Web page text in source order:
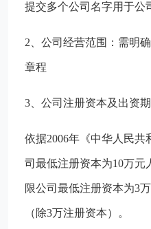
提交多个公司名字用于公
2、公司经营范围：需明
章程
3、公司注册资本及出资
依据2006年《中华人民
司最低注册资本为10万元
限公司最低注册资本为3
（除3万注册资本）。